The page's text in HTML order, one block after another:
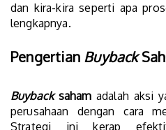
dan kira-kira seperti apa
lengkapnya.
Pengertian Buyback
Buybacksaham adalah aksi
perusahaan dengan cara
Strategi ini kerap